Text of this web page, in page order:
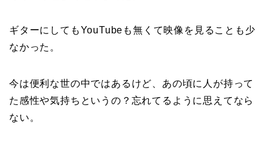
ギターにしてもYouTubeも無くて映像を見ることも少
なかった。
今は便利な世の中ではあるけど、あの頃に人が持って
た感性や気持ちというの？忘れてるように思えてなら
ない。